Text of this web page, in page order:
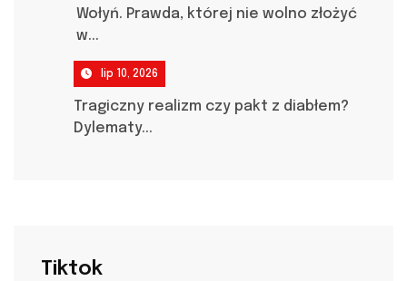
Wołyń. Prawda, której nie wolno złożyć
w...
lip 10, 2026
Tragiczny realizm czy pakt z diabłem?
Dylematy...
Tiktok